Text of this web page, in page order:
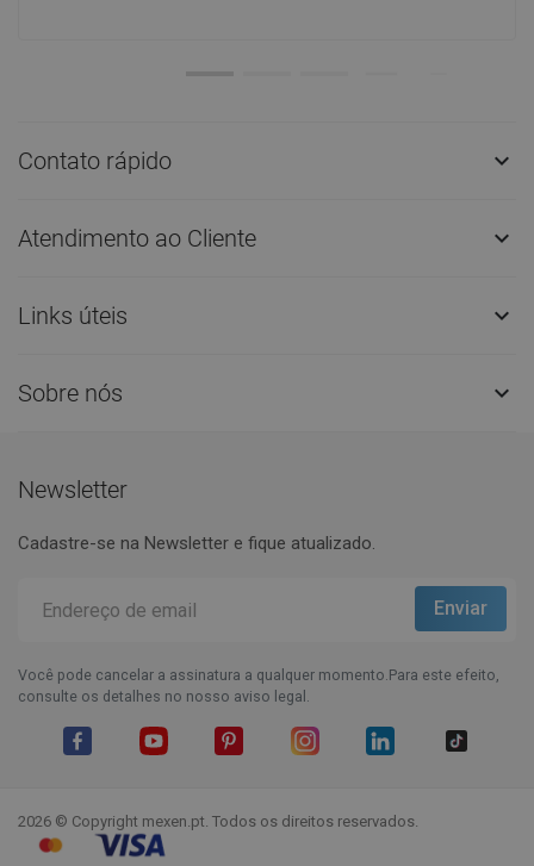
Contato rápido 
Atendimento ao Cliente 
Links úteis 
Sobre nós 
Newsletter
Cadastre-se na Newsletter e fique atualizado.
Você pode cancelar a assinatura a qualquer momento.Para este efeito,
consulte os detalhes no nosso aviso legal.
2026 © Copyright mexen.pt. Todos os direitos reservados.